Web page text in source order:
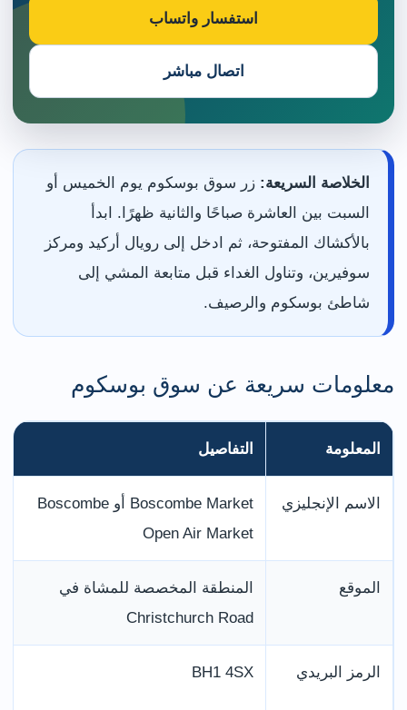
استفسار واتساب
اتصال مباشر
الخلاصة السريعة: زر سوق بوسكوم يوم الخميس أو
السبت بين العاشرة صباحًا والثانية ظهرًا. ابدأ
بالأكشاك المفتوحة، ثم ادخل إلى رويال أركيد ومركز
سوفيرين، وتناول الغداء قبل متابعة المشي إلى
شاطئ بوسكوم والرصيف.
معلومات سريعة عن سوق بوسكوم
المعلومة التفاصيل
الاسم الإنجليزي
Boscombe Market أو Boscombe
Open Air Market
الموقع
المنطقة المخصصة للمشاة في
Christchurch Road
الرمز البريدي BH1 4SX